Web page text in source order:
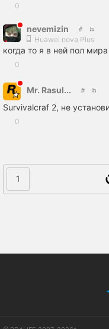
0
nevemizin
Huawei nova Plus
когда то я в ней пол
0
Mr. Rasul...
Survivalcraf 2, не
0
1